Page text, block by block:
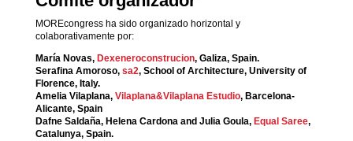
MOREcongress ha sido organizado horizontal y
colaborativamente por:
María Novas, Dexeneroconstrucion, Galiza, Spain.
Serafina Amoroso, sa2, School of Architecture, University of
Florence, Italy.
Amelia Vilaplana, Vilaplana&Vilaplana Estudio, Barcelona-
Alicante, Spain
Dafne Saldaña, Helena Cardona and Julia Goula, Equal Saree,
Catalunya, Spain.